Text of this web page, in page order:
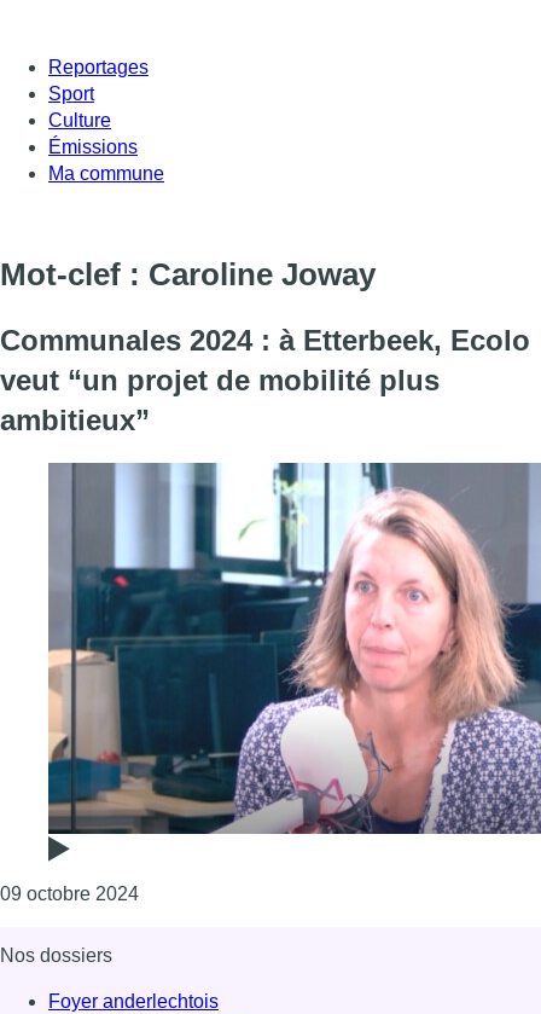
Reportages
Sport
Culture
Émissions
Ma commune
Mot-clef : Caroline Joway
Communales 2024 : à Etterbeek, Ecolo
veut “un projet de mobilité plus
ambitieux”
09 octobre 2024Consulter l'article "Communales 2024 : à
Nos dossiers
Foyer anderlechtois